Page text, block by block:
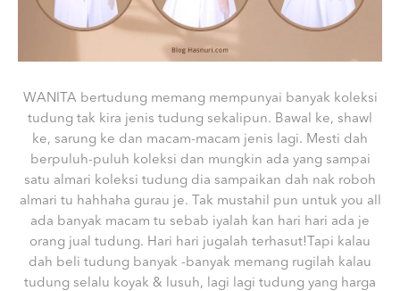
WANITA bertudung memang mempunyai banyak koleksi
tudung tak kira jenis tudung sekalipun. Bawal ke, shawl
ke, sarung ke dan macam-macam jenis lagi. Mesti dah
berpuluh-puluh koleksi dan mungkin ada yang sampai
satu almari koleksi tudung dia sampaikan dah nak roboh
almari tu hahhaha gurau je. Tak mustahil pun untuk you all
ada banyak macam tu sebab iyalah kan hari hari ada je
orang jual tudung. Hari hari jugalah terhasut!Tapi kalau
dah beli tudung banyak -banyak memang rugilah kalau
tudung selalu koyak & lusuh, lagi lagi tudung yang harga